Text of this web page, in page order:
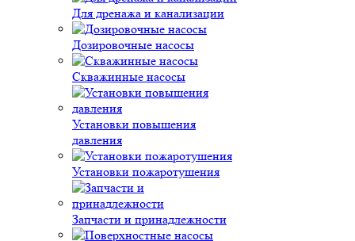
Для дренажа и канализации
Дозировочные насосы
Скважинные насосы
Установки повышения
давления
Установки пожаротушения
Запчасти и принадлежности